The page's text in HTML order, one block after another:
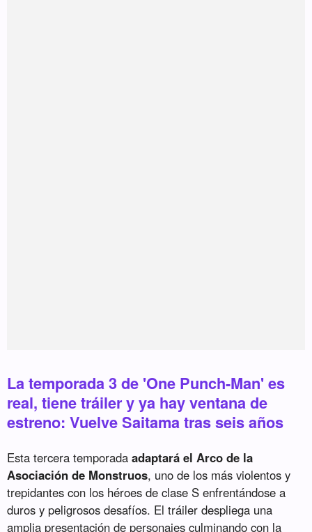
La temporada 3 de 'One Punch-Man' es
real, tiene tráiler y ya hay ventana de
estreno: Vuelve Saitama tras seis años
Esta tercera temporadaadaptará el Arco de la
Asociación de Monstruos, uno de los más violentos y
trepidantes con los héroes de clase S enfrentándose a
duros y peligrosos desafíos. El tráiler despliega una
amplia presentación de personajes culminando con la